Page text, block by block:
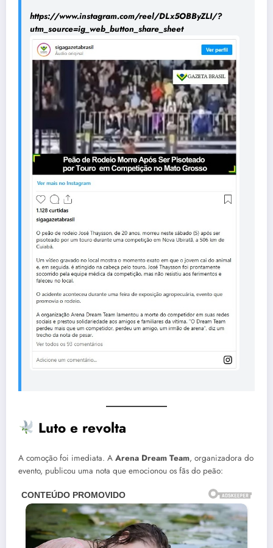
https://www.instagram.com/reel/DLx5OBByZLI/?
utm_source=ig_web_button_share_sheet:
[VÍDEO]
Tragédia
no
rodeio:
jovem
peão
morre
pisoteado
por
touro
Luto e revolta
A comoção foi imediata. A Arena Dream Team, organizadora do
evento, publicou uma nota que emocionou os fãs do peão: